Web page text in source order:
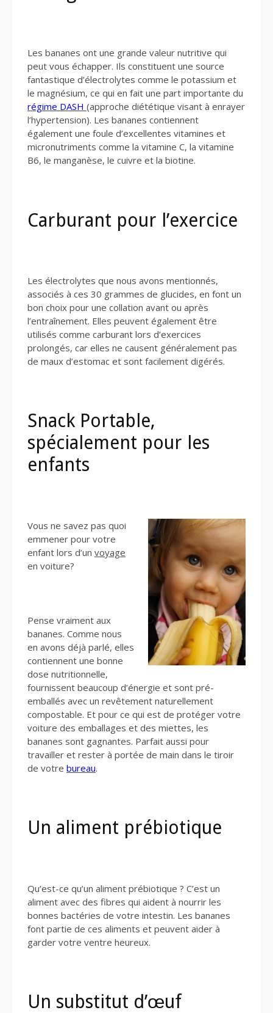
Les bananes ont une grande valeur nutritive qui
peut vous échapper. Ils constituent une source
fantastique d’électrolytes comme le potassium et
le magnésium, ce qui en fait une part importante du
régime DASH (approche diététique visant à enrayer
l’hypertension). Les bananes contiennent
également une foule d’excellentes vitamines et
micronutriments comme la vitamine C, la vitamine
B6, le manganèse, le cuivre et la biotine.
Carburant pour l’exercice
Les électrolytes que nous avons mentionnés,
associés à ces 30 grammes de glucides, en font un
bon choix pour une collation avant ou après
l’entraînement. Elles peuvent également être
utilisés comme carburant lors d’exercices
prolongés, car elles ne causent généralement pas
de maux d’estomac et sont facilement digérés.
Snack Portable,
spécialement pour les
enfants
Vous ne savez pas quoi
emmener pour votre
enfant lors d’un voyage
en voiture?
Pense vraiment aux
bananes. Comme nous
en avons déjà parlé, elles
contiennent une bonne
dose nutritionnelle,
fournissent beaucoup d’énergie et sont pré-
emballés avec un revêtement naturellement
compostable. Et pour ce qui est de protéger votre
voiture des emballages et des miettes, les
bananes sont gagnantes. Parfait aussi pour
travailler et rester à portée de main dans le tiroir
de votre bureau.
Un aliment prébiotique
Qu’est-ce qu’un aliment prébiotique ? C’est un
aliment avec des fibres qui aident à nourrir les
bonnes bactéries de votre intestin. Les bananes
font partie de ces aliments et peuvent aider à
garder votre ventre heureux.
Un substitut d’œuf